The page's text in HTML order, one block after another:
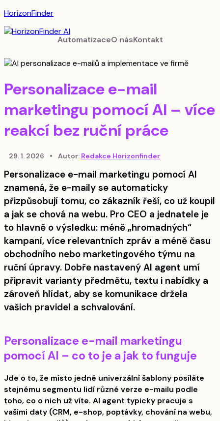
HorizonFinder
AutomatizaceO násKontakt
Personalizace e-mail
marketingu pomocí AI – více
reakcí bez ruční práce
29. 1. 2026 • Autor: Redakce Horizonfinder
Personalizace e-mail marketingu pomocí AI
znamená, že e-maily se automaticky
přizpůsobují tomu, co zákazník řeší, co už koupil
a jak se chová na webu. Pro CEO a jednatele je
to hlavně o výsledku: méně „hromadných“
kampaní, více relevantních zpráv a méně času
obchodního nebo marketingového týmu na
ruční úpravy. Dobře nastavený AI agent umí
připravit varianty předmětu, textu i nabídky a
zároveň hlídat, aby se komunikace držela
vašich pravidel a schvalování.
Personalizace e-mail marketingu
pomocí AI – co to je a jak to funguje
Jde o to, že místo jedné univerzální šablony posíláte
stejnému segmentu lidí různé verze e-mailu podle
toho, co o nich už víte. AI agent typicky pracuje s
vašimi daty (CRM, e-shop, poptávky, chování na webu,